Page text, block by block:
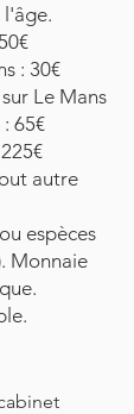
l'âge.
: 30€
Le Mans
65€
autre
espèces
Monnaie